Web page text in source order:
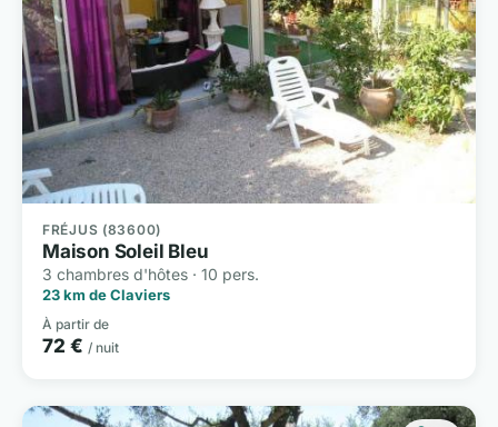
FRÉJUS (83600)
Maison Soleil Bleu
3 chambres d'hôtes · 10 pers.
23 km de Claviers
À partir de
72 € / nuit